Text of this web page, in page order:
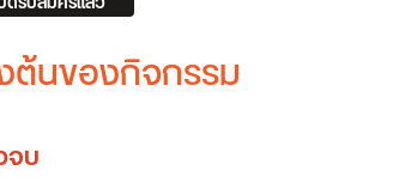
ต้นของกิจกรรม
จบ